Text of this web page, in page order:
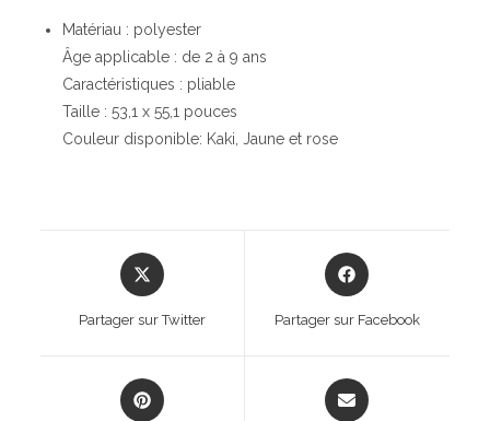
Matériau : polyester
Âge applicable : de 2 à 9 ans
Caractéristiques : pliable
Taille : 53,1 x 55,1 pouces
Couleur disponible: Kaki, Jaune et rose
Opens
in
new
Partager sur Twitter
Opens
in
new
Partager sur Facebook
Opens
in
Opens
in